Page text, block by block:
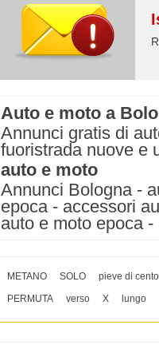
Auto e moto a
Annunci gratis di
fuoristrada nuove e
auto e moto
Annunci Bologna -
epoca - accessori
auto e moto epoca
METANO SOLO
pieve di cento
PERMUTA
verso X lungo